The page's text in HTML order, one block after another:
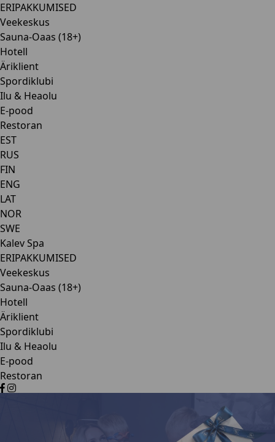
ERIPAKKUMISED
Veekeskus
Sauna-Oaas (18+)
Hotell
Äriklient
Spordiklubi
Ilu & Heaolu
E-pood
Restoran
EST
RUS
FIN
ENG
LAT
NOR
SWE
Kalev Spa
ERIPAKKUMISED
Veekeskus
Sauna-Oaas (18+)
Hotell
Äriklient
Spordiklubi
Ilu & Heaolu
E-pood
Restoran